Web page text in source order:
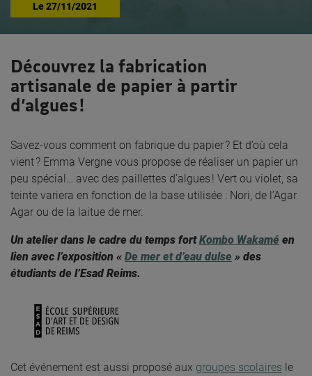
Le27/11/2021
Découvrez la fabrication
artisanale de papier à partir
d’algues !
Savez-vous comment on fabrique du papier ? Et d’où cela
vient ? Emma Vergne vous propose de réaliser un papier un
peu spécial… avec des paillettes d’algues ! Vert ou violet, sa
teinte variera en fonction de la base utilisée : Nori, de l’Agar
Agar ou de la laitue de mer.
Un atelier dans le cadre du temps fortKombo Wakamé en
lien avec l’exposition « De mer et d’eau dulse » des
étudiants de l’Esad Reims.
Cet événement est aussi proposé aux groupes scolaires le